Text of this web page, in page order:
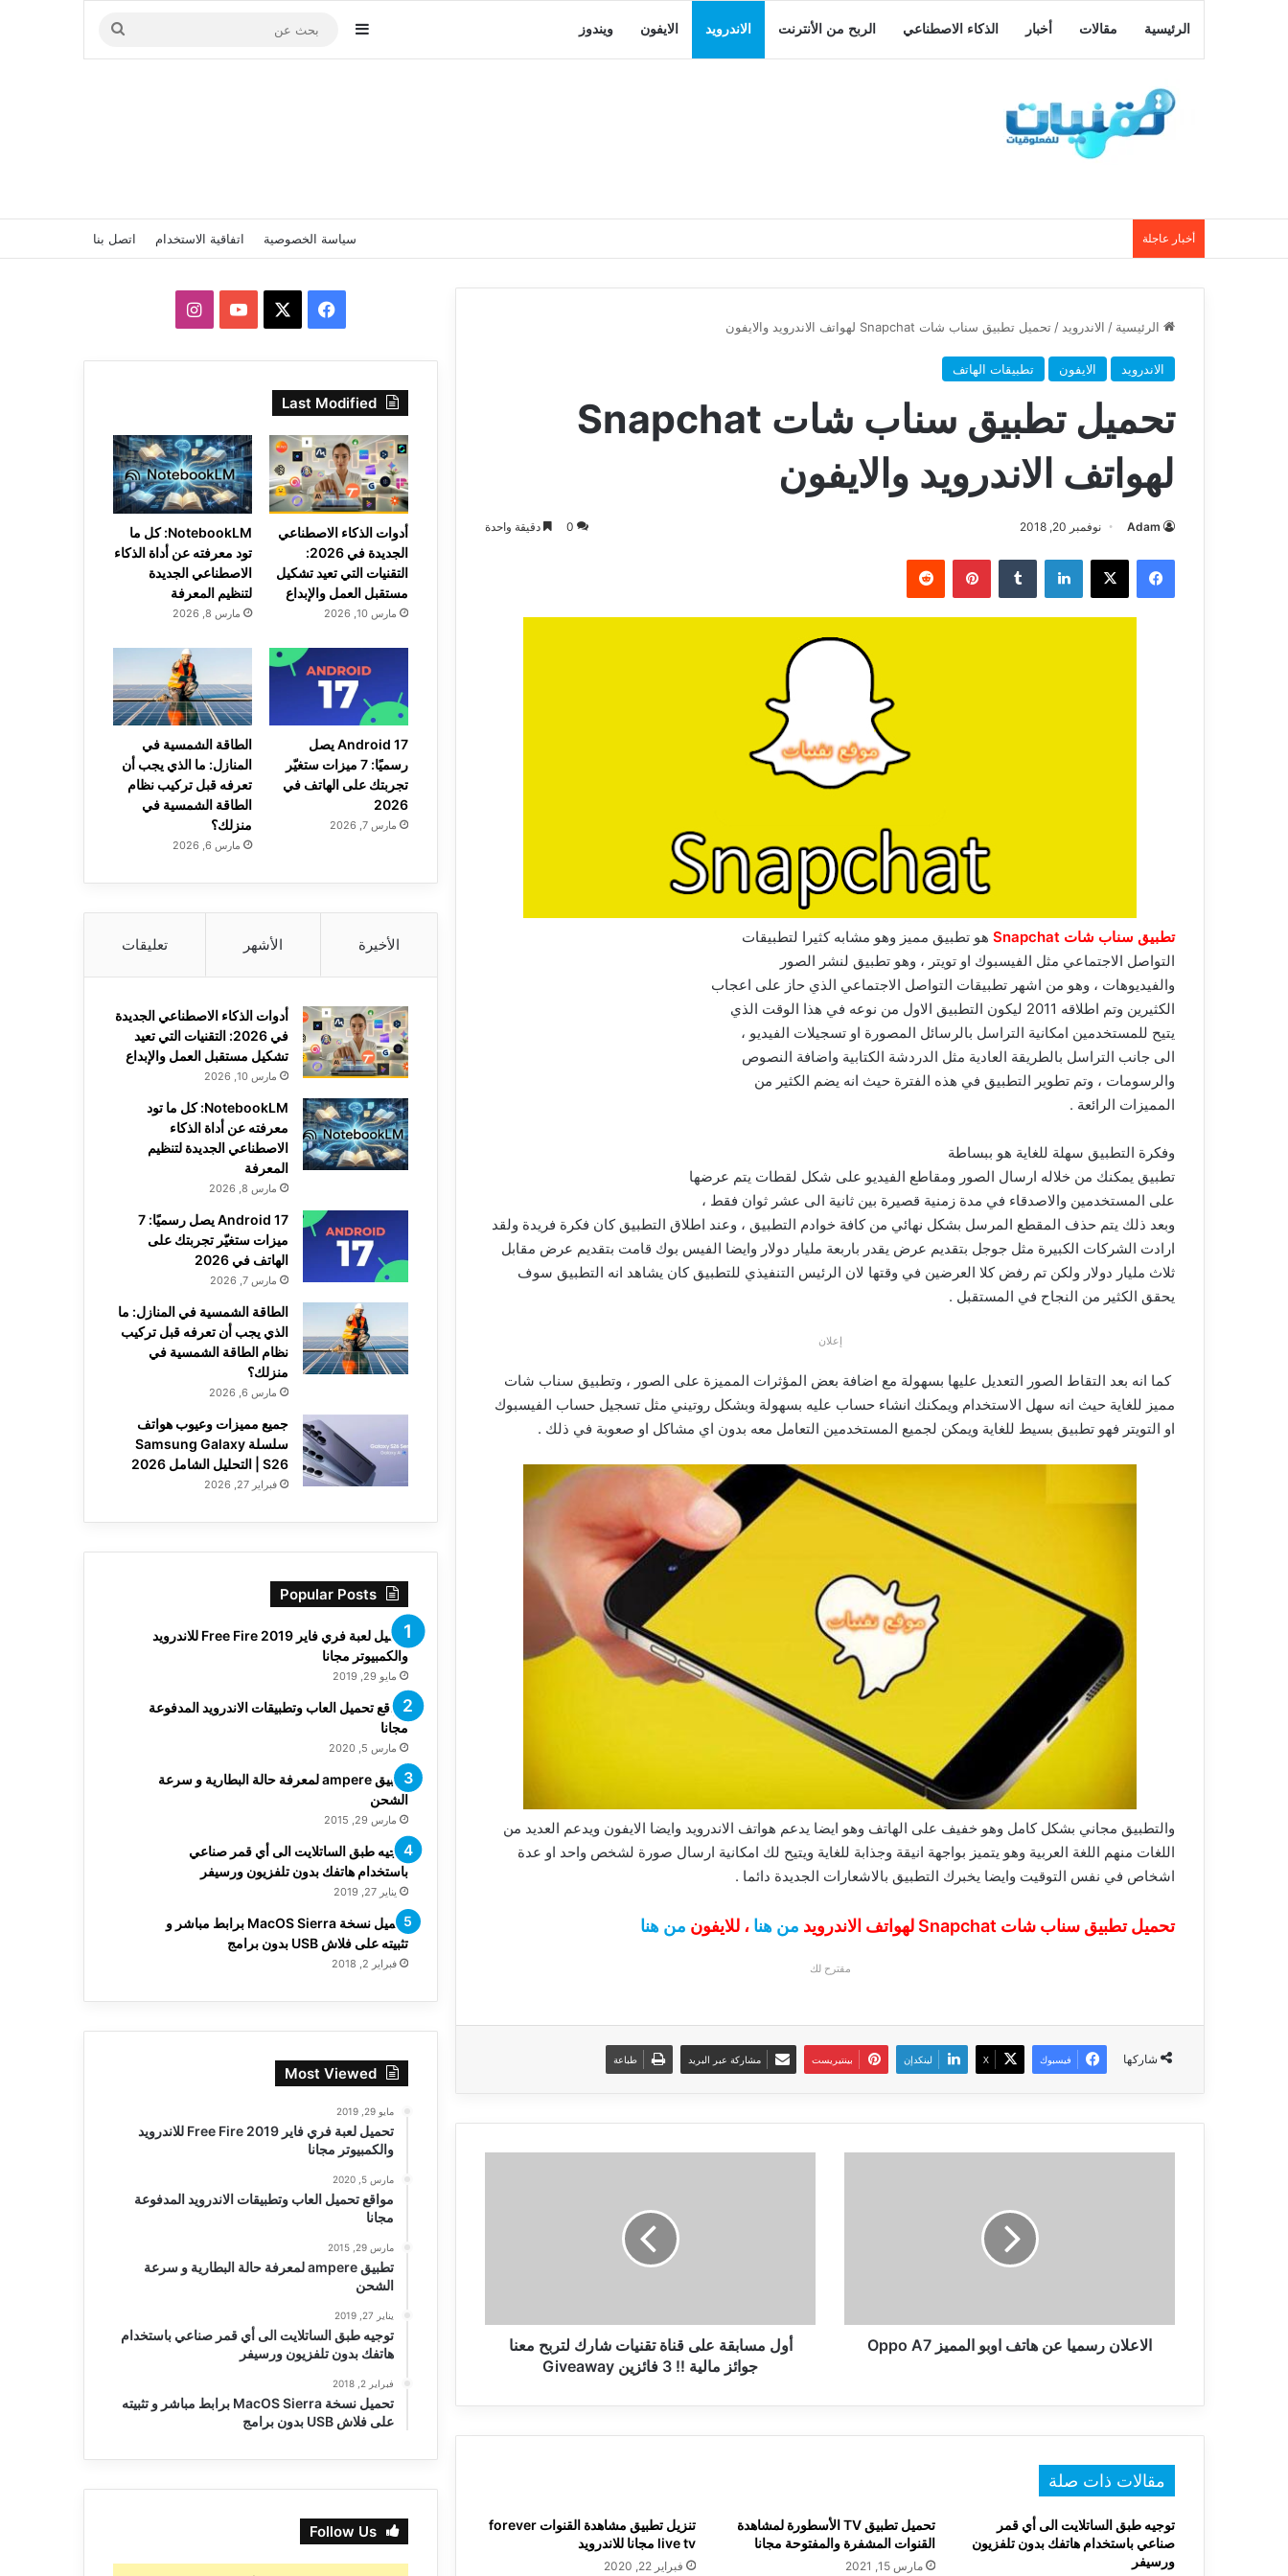
الرئيسية مقالات أخبار الذكاء الاصطناعي الربح من الأنترنت الاندرويد الايفون ويندوز إضافة عمود جانبي
بحث
عن
أخبار عاجلة سياسة الخصوصية اتفاقية الاستخدام اتصل بنا
الرئيسية / الاندرويد / تحميل تطبيق سناب شات Snapchat‏ لهواتف الاندرويد والايفون
الاندرويد الايفون تطبيقات الهاتف
لهواتف الاندرويد والايفون
Adam نوفمبر 20, 2018 0 دقيقة واحدة
فيسبوك ‫X لينكدإن بينتيريست
تطبيق سناب شات Snapchat‏
هو تطبيق مميز وهو مشابه كثيرا لتطبيقات
التواصل الاجتماعي مثل الفيسبوك او تويتر ، وهو تطبيق لنشر الصور
والفيديوهات ، وهو من اشهر تطبيقات التواصل الاجتماعي الذي حاز على اعجاب
الكثيرين وتم اطلاقه 2011 ليكون التطبيق الاول من نوعه في هذا الوقت الذي
يتيح للمستخدمين امكانية التراسل بالرسائل المصورة او تسجيلات الفيديو ،
الى جانب التراسل بالطريقة العادية مثل الدردشة الكتابية واضافة النصوص
والرسومات ، وتم تطوير التطبيق في هذه الفترة حيث انه يضم الكثير من
المميزات الرائعة .
وفكرة التطبيق سهلة للغاية هو ببساطة
تطبيق يمكنك من خلاله ارسال الصور ومقاطع الفيديو على شكل لقطات يتم عرضها
على المستخدمين والاصدقاء في مدة زمنية قصيرة بين ثانية الى عشر ثوان فقط ،
وبعد ذلك يتم حذف المقطع المرسل بشكل نهائي من كافة خوادم التطبيق ، وعند اطلاق التطبيق كان فكرة فريدة ولقد
ارادت الشركات الكبيرة مثل جوجل بتقديم عرض يقدر باربعة مليار دولار وايضا الفيس بوك قامت بتقديم عرض مقابل
ثلاث مليار دولار ولكن تم رفض كلا العرضين في وقتها لان الرئيس التنفيذي للتطبيق كان يشاهد انه التطبيق سوف
يحقق الكثير من النجاح في المستقبل .
إعلان
كما انه بعد التقاط الصور التعديل عليها بسهولة مع اضافة بعض المؤثرات المميزة على الصور ، وتطبيق سناب شات
مميز للغاية حيث انه سهل الاستخدام ويمكنك انشاء حساب عليه بسهولة وبشكل روتيني مثل تسجيل حساب الفيسبوك
او التويتر فهو تطبيق بسيط للغاية ويمكن لجميع المستخدمين التعامل معه بدون اي مشاكل او صعوبة في ذلك .
والتطبيق مجاني بشكل كامل وهو خفيف على الهاتف وهو ايضا يدعم هواتف الاندرويد وايضا الايفون ويدعم العديد من
اللغات منهم اللغة العربية وهو يتميز بواجهة انيقة وجذابة للغاية ويتيح لك امكانية ارسال صورة لشخص واحد او عدة
اشخاص في نفس التوقيت وايضا يخبرك التطبيق بالاشعارات الجديدة دائما .
تحميل تطبيق سناب شات Snapchat‏ لهواتف الاندرويد من هنا ، للايفون من هنا
مقترح لك
شاركها فيسبوك ‫X لينكدإن بينتيريست مشاركة عبر البريد طباعة
الاعلان رسميا عن هاتف اوبو المميز Oppo A7
جوائز
مالية
فائزين
أول مسابقة على قناة تقنيات شارك لتربح معنا
جوائز مالية !! 3 فائزين Giveaway
مقالات ذات صلة
توجيه طبق الساتلايت الى أي قمر
صناعي باستخدام هاتفك بدون تلفزيون
ورسيفر
تحميل تطبيق TV الأسطورة لمشاهدة
القنوات المشفرة والمفتوحة مجانا
مارس 15, 2021
تنزيل تطبيق مشاهدة القنوات forever
live tv مجانا للاندرويد
فبراير 22, 2020
فيسبوك ‫YouTubeانستقرام
Last Modified
أدوات الذكاء الاصطناعي
الجديدة في 2026:
التقنيات التي تعيد تشكيل
مستقبل العمل والإبداع
مارس 10, 2026
NotebookLM: كل ما
تود معرفته عن أداة الذكاء
الاصطناعي الجديدة
لتنظيم المعرفة
مارس 8, 2026
Android 17 يصل
رسميًا: 7 ميزات ستغيّر
تجربتك على الهاتف في
2026
مارس 7, 2026
الطاقة الشمسية في
المنازل: ما الذي يجب أن
تعرفه قبل تركيب نظام
الطاقة الشمسية في
منزلك؟
مارس 6, 2026
الأخيرة الأشهر تعليقات
أدوات الذكاء الاصطناعي الجديدة
في 2026: التقنيات التي تعيد
تشكيل مستقبل العمل والإبداع
مارس 10, 2026
NotebookLM: كل ما تود
معرفته عن أداة الذكاء
الاصطناعي الجديدة لتنظيم
المعرفة
مارس 8, 2026
Android 17 يصل رسميًا: 7
ميزات ستغيّر تجربتك على
الهاتف في 2026
مارس 7, 2026
الطاقة الشمسية في المنازل: ما
الذي يجب أن تعرفه قبل تركيب
نظام الطاقة الشمسية في
منزلك؟
مارس 6, 2026
جميع مميزات وعيوب هواتف
سلسلة Samsung Galaxy
S26 | التحليل الشامل 2026
فبراير 27, 2026
Popular Posts
تحميل لعبة فري فاير Free Fire 2019 للاندرويد
والكمبيوتر مجانا
مايو 29, 2019
مواقع تحميل العاب وتطبيقات الاندرويد المدفوعة
مجانا
مارس 5, 2020
تطبيق ampere لمعرفة حالة البطارية و سرعة
الشحن
مارس 29, 2015
توجيه طبق الساتلايت الى أي قمر صناعي
باستخدام هاتفك بدون تلفزيون ورسيفر
يناير 27, 2019
تحميل نسخة MacOS Sierra برابط مباشر و
تثبيته على فلاش USB بدون برامج
فبراير 2, 2018
Most Viewed
مايو 29, 2019
تحميل لعبة فري فاير Free Fire 2019 للاندرويد
والكمبيوتر مجانا
مارس 5, 2020
مواقع تحميل العاب وتطبيقات الاندرويد المدفوعة
مجانا
مارس 29, 2015
تطبيق ampere لمعرفة حالة البطارية و سرعة
الشحن
يناير 27, 2019
توجيه طبق الساتلايت الى أي قمر صناعي باستخدام
هاتفك بدون تلفزيون ورسيفر
فبراير 2, 2018
تحميل نسخة MacOS Sierra برابط مباشر و تثبيته
على فلاش USB بدون برامج
Follow Us